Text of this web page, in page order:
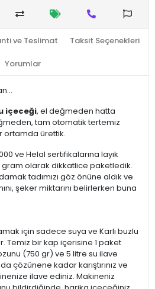
ve Teslimat Taksit Seçenekleri
Yorumlar
içeceği, el değmeden hatta
tam otomatik tertemiz
ortamda ürettik.
ve Helal sertifikalarına layık
olarak dikkatlice paketledik.
tadımızı göz önüne aldık ve
şeker miktarını belirlerken buna
için sadece suya ve Karlı buzlu
Temiz bir kap içerisine 1 paket
(750 gr) ve 5 litre su ilave
çözünene kadar karıştırınız ve
ilave ediniz. Makineniz